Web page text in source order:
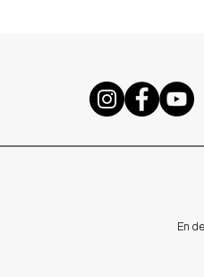
En de